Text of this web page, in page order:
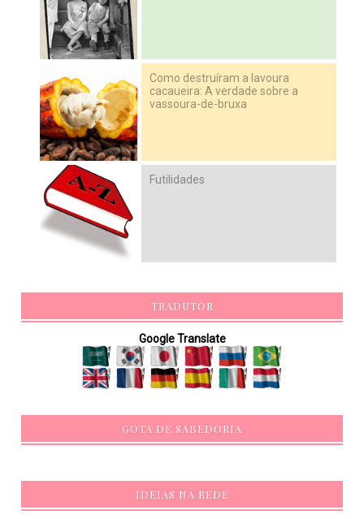
Como destruíram a lavoura
cacaueira: A verdade sobre a
vassoura-de-bruxa
Futilidades
TRADUTOR
Google Translate
GOTA DE SABEDORIA
IDEIAS NA REDE